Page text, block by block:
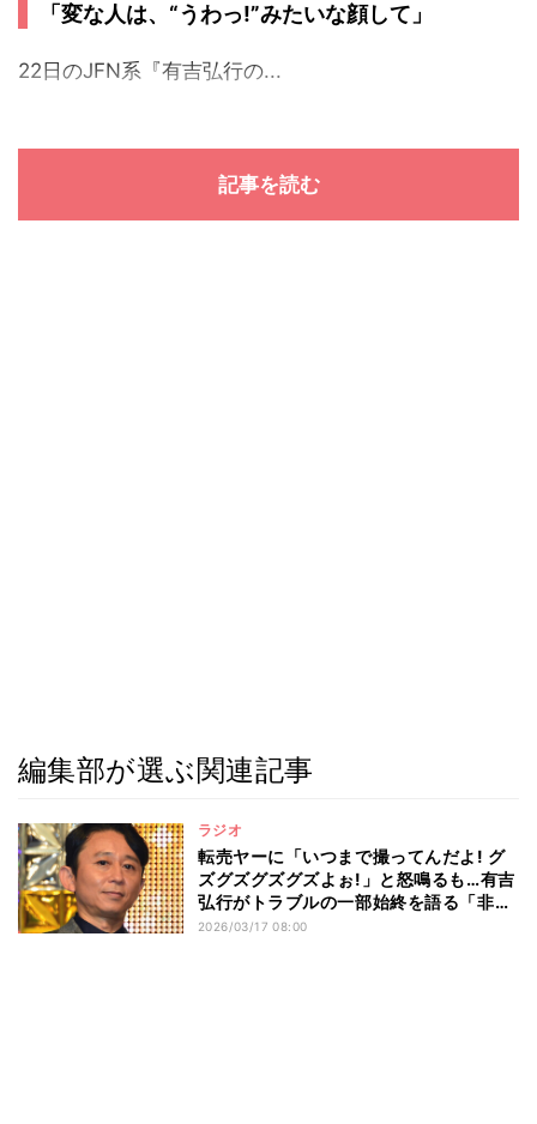
「変な人は、“うわっ!”みたいな顔して」
22日のJFN系『有吉弘行の...
記事を読む
編集部が選ぶ関連記事
ラジオ
転売ヤーに「いつまで撮ってんだよ! グ
ズグズグズグズよぉ!」と怒鳴るも…有吉
弘行がトラブルの一部始終を語る「非常
に生きづらいです」
2026/03/17 08:00